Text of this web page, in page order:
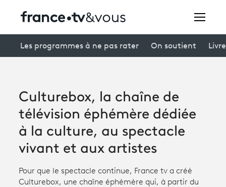
Creators
À la une
Participer et assister à une émission
À votre écoute
Les programmes à ne pas rater On soutient
Culturebox, la chaîne de
télévision éphémère dédiée
à la culture, au spectacle
vivant et aux artistes
Pour que le spectacle continue, France tv a créé
Culturebox, une chaîne éphémère qui, à partir du